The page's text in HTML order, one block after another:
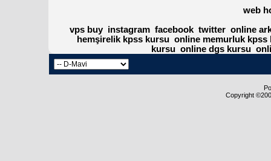
web
vps buy instagram facebook twitter online
hemşirelik kpss kursu online memurluk kpss
kursu online dgs kursu
Copyright